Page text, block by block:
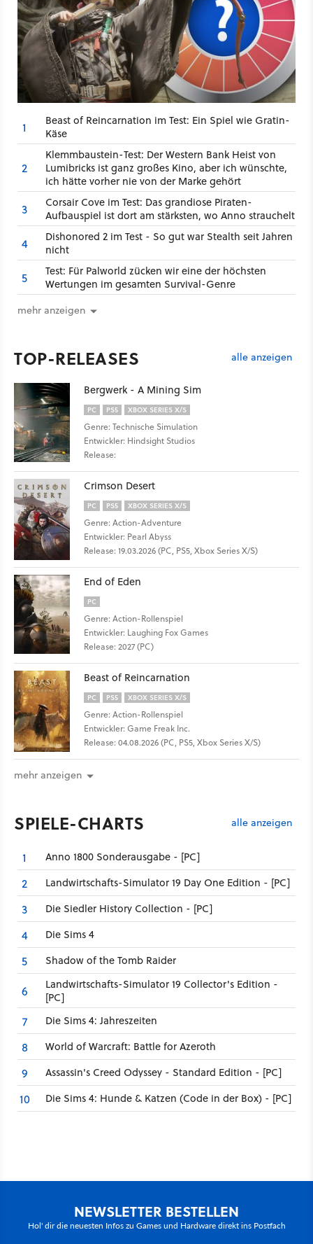
1
Beast of Reincarnation im Test: Ein Spiel wie Gratin-
Käse
2
Klemmbaustein-Test: Der Western Bank Heist von
Lumibricks ist ganz großes Kino, aber ich wünschte,
ich hätte vorher nie von der Marke gehört
3
Corsair Cove im Test: Das grandiose Piraten-
Aufbauspiel ist dort am stärksten, wo Anno strauchelt
4
Dishonored 2 im Test - So gut war Stealth seit Jahren
nicht
5
Test: Für Palworld zücken wir eine der höchsten
Wertungen im gesamten Survival-Genre
mehr anzeigen
TOP-RELEASES alle anzeigen
Bergwerk - A Mining Sim
PC PS5 XBOX SERIES X/S
Genre: Technische Simulation
Entwickler: Hindsight Studios
Release:
Crimson Desert
PC PS5 XBOX SERIES X/S
Genre: Action-Adventure
Entwickler: Pearl Abyss
Release: 19.03.2026 (PC, PS5, Xbox Series X/S)
End of Eden
PC
Genre: Action-Rollenspiel
Entwickler: Laughing Fox Games
Release: 2027 (PC)
Beast of Reincarnation
PC PS5 XBOX SERIES X/S
Genre: Action-Rollenspiel
Entwickler: Game Freak Inc.
Release: 04.08.2026 (PC, PS5, Xbox Series X/S)
mehr anzeigen
SPIELE-CHARTS alle anzeigen
1 Anno 1800 Sonderausgabe - [PC]
2 Landwirtschafts-Simulator 19 Day One Edition - [PC]
3 Die Siedler History Collection - [PC]
4 Die Sims 4
5 Shadow of the Tomb Raider
6
Landwirtschafts-Simulator 19 Collector's Edition -
[PC]
7 Die Sims 4: Jahreszeiten
8 World of Warcraft: Battle for Azeroth
9 Assassin's Creed Odyssey - Standard Edition - [PC]
10 Die Sims 4: Hunde & Katzen (Code in der Box) - [PC]
NEWSLETTER BESTELLEN
Hol' dir die neuesten Infos zu Games und Hardware direkt ins Postfach